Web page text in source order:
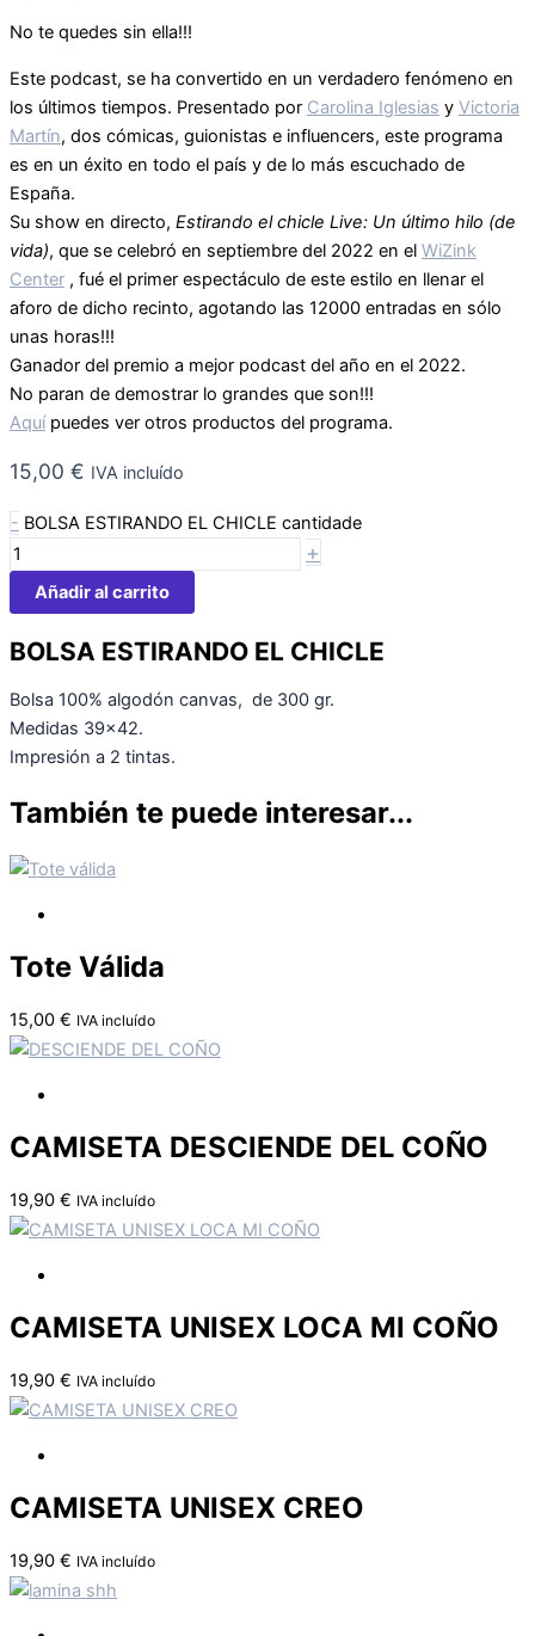
No te quedes sin ella!!!
Este podcast, se ha convertido en un verdadero fenómeno en
los últimos tiempos. Presentado por Carolina Iglesias y Victoria
Martín, dos cómicas, guionistas e influencers, este programa
es en un éxito en todo el país y de lo más escuchado de
España.
Su show en directo, Estirando el chicle Live: Un último hilo (de
vida), que se celebró en septiembre del 2022 en el WiZink
Center , fué el primer espectáculo de este estilo en llenar el
aforo de dicho recinto, agotando las 12000 entradas en sólo
unas horas!!!​
Ganador del premio a mejor podcast del año en el 2022.
No paran de demostrar lo grandes que son!!!
Aquípuedes ver otros productos del programa.
15,00 € IVA incluído
- BOLSA ESTIRANDO EL CHICLE cantidade
+
Añadir al carrito
BOLSA ESTIRANDO EL CHICLE
Bolsa 100% algodón canvas, de 300 gr.
Medidas 39×42.
Impresión a 2 tintas.
También te puede interesar...
Tote Válida
15,00 € IVA incluído
CAMISETA DESCIENDE DEL COÑO
19,90 € IVA incluído
CAMISETA UNISEX LOCA MI COÑO
19,90 € IVA incluído
CAMISETA UNISEX CREO
19,90 € IVA incluído